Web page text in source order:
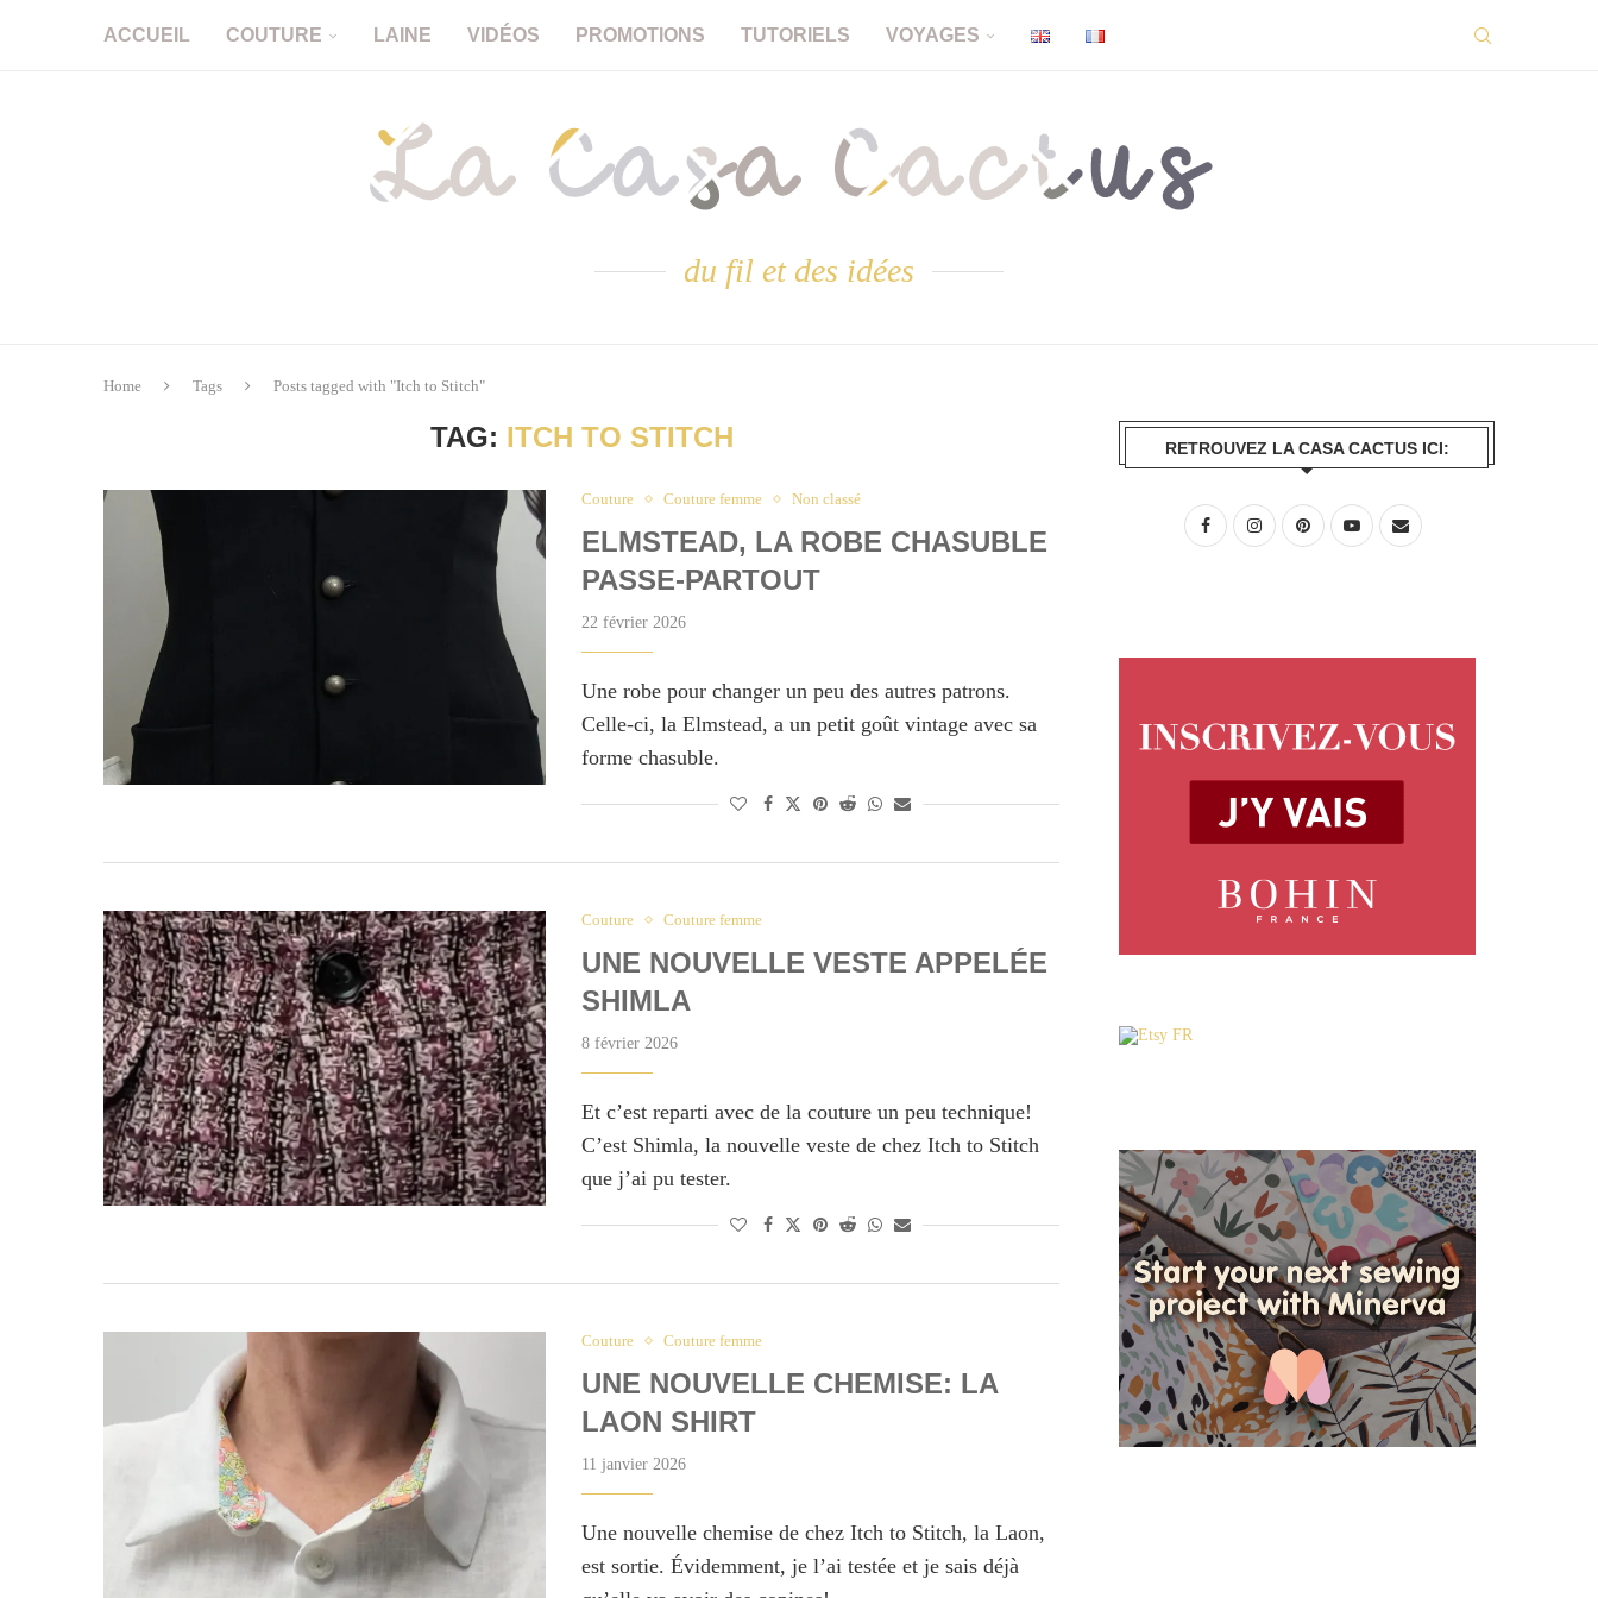
ACCUEIL COUTURE LAINE VIDÉOS PROMOTIONS TUTORIELS VOYAGES
du fil et des idées
Home Tags Posts tagged with "Itch to Stitch"
TAG: ITCH TO STITCH
Couture Couture femme Non classé
ELMSTEAD, LA ROBE CHASUBLE
PASSE-PARTOUT
22 février 2026
Une robe pour changer un peu des autres patrons.
Celle-ci, la Elmstead, a un petit goût vintage avec sa
forme chasuble.
Couture Couture femme
UNE NOUVELLE VESTE APPELÉE
SHIMLA
8 février 2026
Et c’est reparti avec de la couture un peu technique!
C’est Shimla, la nouvelle veste de chez Itch to Stitch
que j’ai pu tester.
Couture Couture femme
UNE NOUVELLE CHEMISE: LA
LAON SHIRT
11 janvier 2026
Une nouvelle chemise de chez Itch to Stitch, la Laon,
est sortie. Évidemment, je l’ai testée et je sais déjà
RETROUVEZ LA CASA CACTUS ICI: